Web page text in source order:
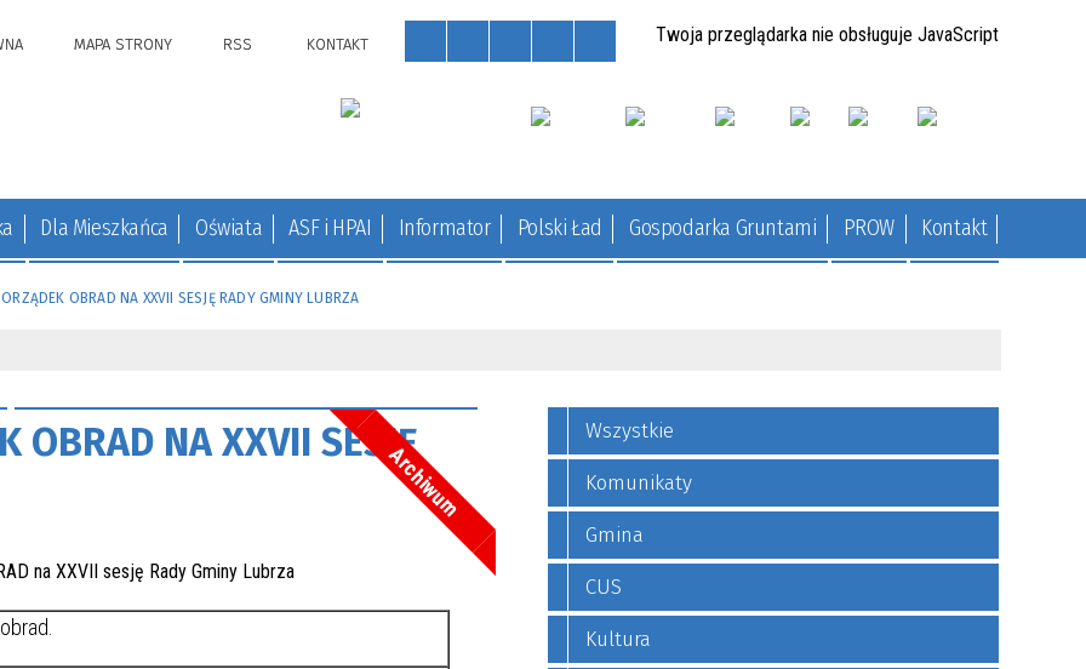
MAPA STRONY RSS KONTAKT Twoja przeglądarka nie obsługuje JavaScript
Dla Mieszkańca Oświata ASF i HPAI Informator Polski Ład Gospodarka Gruntami PROW Kontakt
OBRAD NA XXVII SESJĘ RADY GMINY LUBRZA
OBRAD NA XXVII SESJĘArchiwum
Wszystkie
Komunikaty
Gmina
CUS
Kultura